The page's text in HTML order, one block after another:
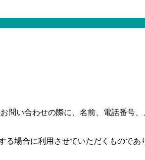
い合わせの際に、名前、電話番号
場合に利用させていただくもので